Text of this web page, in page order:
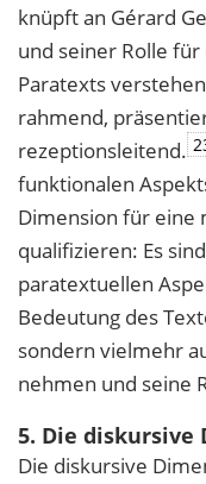
knüpft an Gérard
und seiner Rolle
Paratexts
rahmend,
rezeptionsleitend.
funktionalen
Dimension für eine
qualifizieren: Es
paratextuellen
Bedeutung des
sondern vielmehr
nehmen und seine
5. Die diskursive
Die diskursive